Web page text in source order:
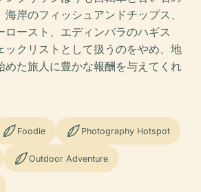
岸のフィッシュアンドチップス、
ロースト、エディンバラのハギス
クリストとして扱うのをやめ、地
めた旅人に豊かな報酬を与えてくれ
Foodie Photography Hotspot
Outdoor Adventure